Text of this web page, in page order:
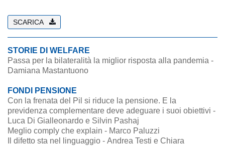
SCARICA
STORIE DI WELFARE
Passa per la bilateralità la miglior risposta alla pandemia -
Damiana Mastantuono
FONDI PENSIONE
Con la frenata del Pil si riduce la pensione. E la
previdenza complementare deve adeguare i suoi obiettivi -
Luca Di Gialleonardo e Silvin Pashaj
Meglio comply che explain - Marco Paluzzi
Il difetto sta nel linguaggio - Andrea Testi e Chiara